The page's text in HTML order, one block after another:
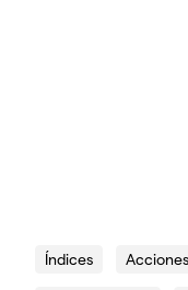
Índices Acciones